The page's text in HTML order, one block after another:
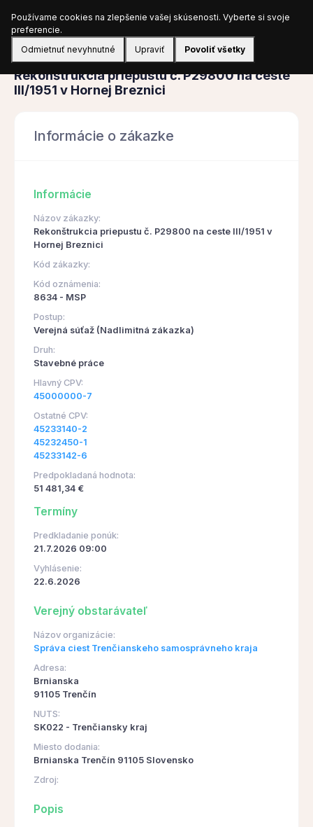
Prihlásiť sa
Obstarávanie
Rekonštrukcia priepustu č. P29800 na ceste
III/1951 v Hornej Breznici
Informácie o zákazke
Informácie
Názov zákazky:
Rekonštrukcia priepustu č. P29800 na ceste III/1951 v
Hornej Breznici
Kód zákazky:
Kód oznámenia:
8634 - MSP
Postup:
Verejná súťaž (Nadlimitná zákazka)
Druh:
Stavebné práce
Hlavný CPV:
45000000-7
Ostatné CPV:
45233140-2
45232450-1
45233142-6
Predpokladaná hodnota:
51 481,34 €
Termíny
Predkladanie ponúk:
21.7.2026 09:00
Vyhlásenie:
22.6.2026
Verejný obstarávateľ
Názov organizácie:
Správa ciest Trenčianskeho samosprávneho kraja
Adresa:
Brnianska
91105 Trenčín
NUTS:
SK022 - Trenčiansky kraj
Miesto dodania:
Brnianska Trenčín 91105 Slovensko
Zdroj:
Popis
Používame cookies na zlepšenie vašej skúsenosti. Vyberte si svoje
preferencie.
Odmietnuť nevyhnutné
Upraviť Povoliť všetky